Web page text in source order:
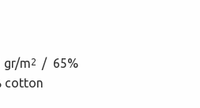
gr/m2
/ 65%
cotton